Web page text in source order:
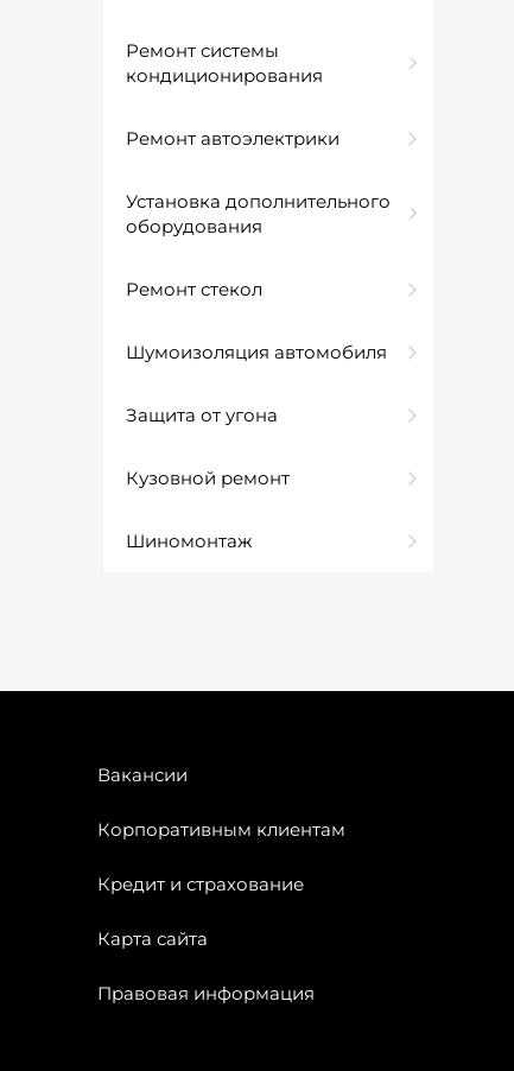
Ремонт системы
кондиционирования
Ремонт автоэлектрики
Установка дополнительного
оборудования
Ремонт стекол
Шумоизоляция автомобиля
Защита от угона
Кузовной ремонт
Шиномонтаж
Вакансии
Корпоративным клиентам
Кредит и страхование
Карта сайта
Правовая информация